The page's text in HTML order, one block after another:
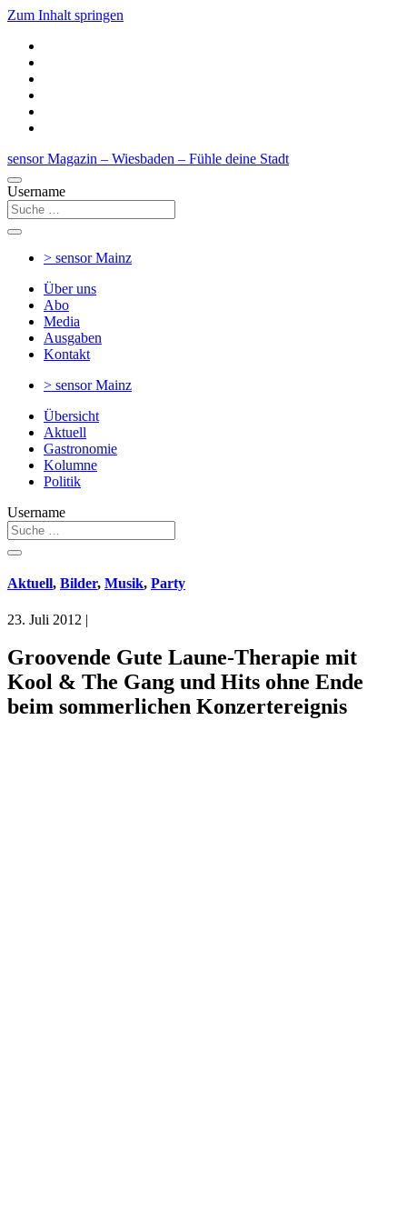
Zum Inhalt springen
sensor Magazin – Wiesbaden – Fühle deine Stadt
Username
> sensorMainz
Über uns
Abo
Media
Ausgaben
Kontakt
> sensorMainz
Übersicht
Aktuell
Gastronomie
Kolumne
Politik
Username
Aktuell, Bilder, Musik, Party
23. Juli 2012 |
Groovende Gute Laune-Therapie mit
Kool & The Gang und Hits ohne Ende
beim sommerlichen Konzertereignis